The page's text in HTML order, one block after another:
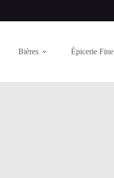
Bières Épicerie Fine